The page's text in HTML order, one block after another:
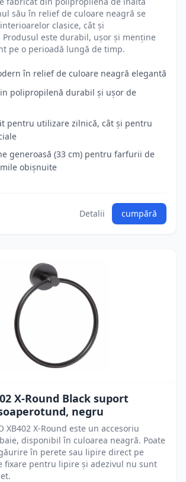
său în relief de culoare neagră se
clasice, cât și
Produsul este durabil, ușor și menține
pe o perioadă lungă de timp.
în relief de culoare neagră elegantă
polipropilenă durabil și ușor de
pentru utilizare zilnică, cât și pentru
generoasă (33 cm) pentru farfurii de
obișnuite
Detalii cumpără
X-Round Black suport
negru
XB402 X-Round este un accesoriu
disponibil în culoarea neagră. Poate
în perete sau lipire direct pe
fixare pentru lipire și adezivul nu sunt